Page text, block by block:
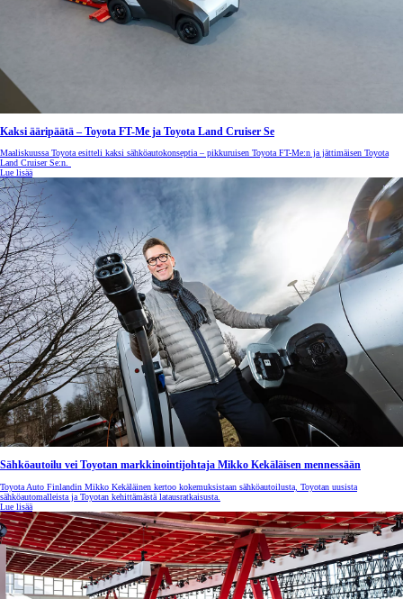
Kaksi ääripäätä – Toyota FT-Me ja Toyota Land Cruiser Se
Maaliskuussa Toyota esitteli kaksi sähköautokonseptia – pikkuruisen Toyota FT-Me:n ja jättimäisen Toyota
Land Cruiser Se:n.
Lue lisää
Sähköautoilu vei Toyotan markkinointijohtaja Mikko Kekäläisen mennessään
Toyota Auto Finlandin Mikko Kekäläinen kertoo kokemuksistaan sähköautoilusta, Toyotan uusista
sähköautomalleista ja Toyotan kehittämästä latausratkaisusta.
Lue lisää